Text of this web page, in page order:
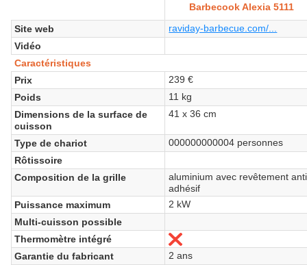
Barbecook Alexia 5111
Site web
raviday-barbecue.com/...
Vidéo
Caractéristiques
Prix
239 €
Poids
11 kg
Dimensions de la surface de
cuisson
41 x 36 cm
Type de chariot
000000000004 personnes
Rôtissoire
Composition de la grille
aluminium avec revêtement
adhésif
Puissance maximum
2 kW
Multi-cuisson possible
Thermomètre intégré
Non
Garantie du fabricant
2 ans